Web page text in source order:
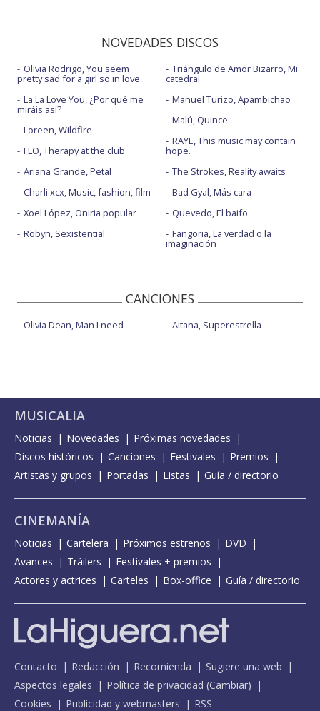
NOVEDADES DISCOS
Olivia Rodrigo, You seem
pretty sad for a girl so in love
La La Love You, ¿Por qué me
miráis así?
Loreen, Wildfire
FLO, Therapy at the club
Ariana Grande, Petal
Charli xcx, Music, fashion, film
Xoel López, Oniria popular
Robyn, Sexistential
Triángulo de Amor Bizarro, Mi
catedral
Manuel Turizo, Apambichao
Malú, Quince
RAYE, This music may contain
hope.
The Strokes, Reality awaits
Bad Gyal, Más cara
Quevedo, El baifo
Fangoria, La verdad o la
imaginación
CANCIONES
Olivia Dean, Man I need Aitana, Superestrella
MUSICALIA
Noticias Novedades
Próximas novedades
Discos históricos
Canciones Festivales
Premios
Artistas y grupos
Portadas Listas Guía / directorio
CINEMANÍA
Noticias Cartelera Próximos estrenos
DVD
Avances
Tráilers
Festivales + premios
Actores y actrices
Carteles Box-office Guía / directorio
Contacto Redacción Recomienda
Sugiere una web
Aspectos legales
Política de privacidad (Cambiar)
Cookies
Publicidad y webmasters RSS